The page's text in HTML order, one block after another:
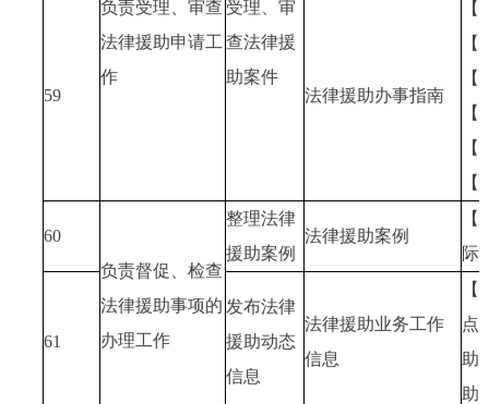
负责受理、审查
法律援助申请工
作
受理、审
查法律援
助案件
59 法律援助办事指南
60
负责督促、检查
法律援助事项的
办理工作
整理法律
援助案例
法律援助案例
际
61
发布法律
援助动态
信息
法律援助业务工作
信息
点
助
助